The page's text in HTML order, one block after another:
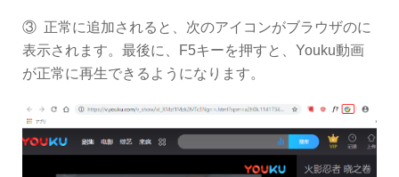
③ 正常に追加されると、次のアイコンがブラウザのに
表示されます。最後に、F5キーを押すと、Youku動画
が正常に再生できるようになります。